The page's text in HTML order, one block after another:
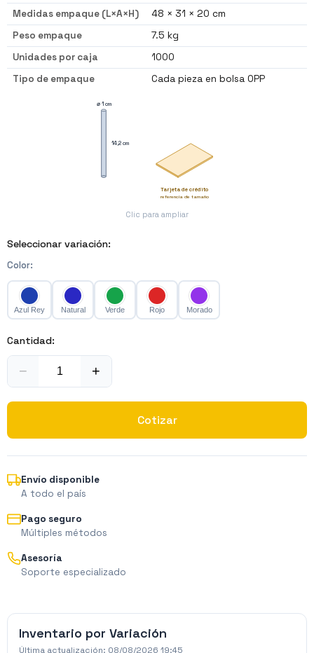
Medidas empaque (L×A×H)
48 × 31 × 20 cm
Peso empaque
7.5 kg
Unidades por caja
1000
Tipo de empaque
Cada pieza en bolsa OPP
⌀ 1 cm
14,2 cm
Tarjeta de crédito
referencia de tamaño
Clic para ampliar
Seleccionar variación:
Color:
Azul Rey Natural Verde Rojo Morado
Cantidad:
− +
Cotizar
Envío disponible
A todo el país
Pago seguro
Múltiples métodos
Asesoría
Soporte especializado
Inventario por Variación
Última actualización: 08/08/2026 19:45